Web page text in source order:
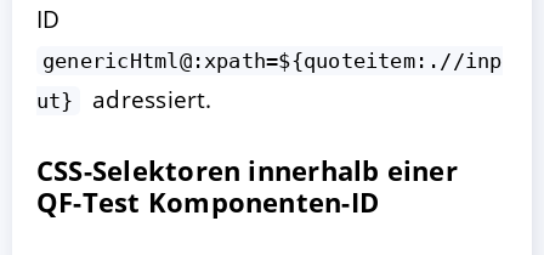
ID
genericHtml@:xpath=${quoteitem:.//inp
ut}
adressiert.
CSS-Selektoren innerhalb einer
QF-Test Komponenten-ID